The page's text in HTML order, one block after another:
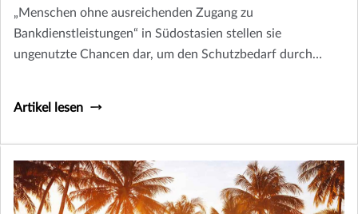
„Menschen ohne ausreichenden Zugang zu
Bankdienstleistungen“ in Südostasien stellen sie
ungenutzte Chancen dar, um den Schutzbedarf durch
Artikel lesen